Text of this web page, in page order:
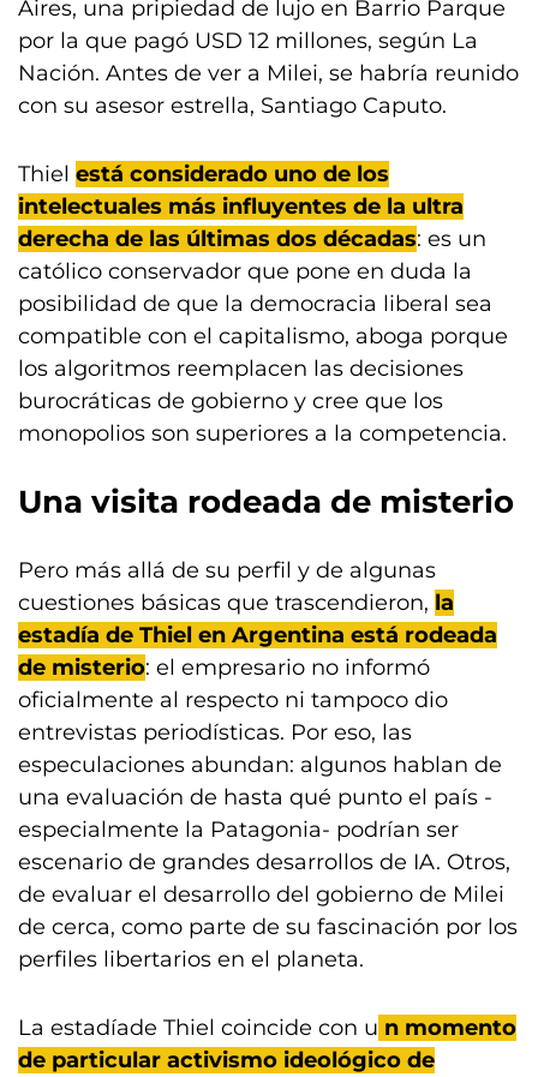
Aires, una pripiedad de lujo en Barrio Parque
por la que pagó USD 12 millones, según La
Nación. Antes de ver a Milei, se habría reunido
con su asesor estrella, Santiago Caputo.
Thiel está considerado uno de los
intelectuales más influyentes de la ultra
derecha de las últimas dos décadas: es un
católico conservador que pone en duda la
posibilidad de que la democracia liberal sea
compatible con el capitalismo, aboga porque
los algoritmos reemplacen las decisiones
burocráticas de gobierno y cree que los
monopolios son superiores a la competencia.
Una visita rodeada de misterio
Pero más allá de su perfil y de algunas
cuestiones básicas que trascendieron, la
estadía de Thiel en Argentina está rodeada
de misterio: el empresario no informó
oficialmente al respecto ni tampoco dio
entrevistas periodísticas. Por eso, las
especulaciones abundan: algunos hablan de
una evaluación de hasta qué punto el país -
especialmente la Patagonia- podrían ser
escenario de grandes desarrollos de IA. Otros,
de evaluar el desarrollo del gobierno de Milei
de cerca, como parte de su fascinación por los
perfiles libertarios en el planeta.
La estadíade Thiel coincide con u n momento
de particular activismo ideológico de